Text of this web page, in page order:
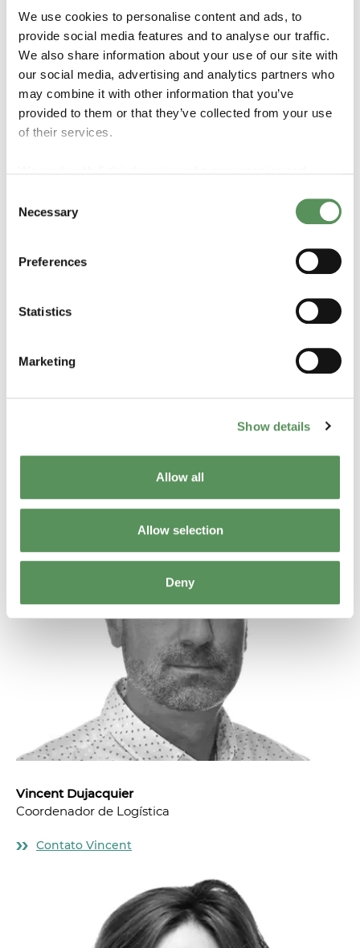
We use cookies to personalise content and ads, to
provide social media features and to analyse our traffic.
We also share information about your use of our site with
our social media, advertising and analytics partners who
may combine it with other information that you’ve
provided to them or that they’ve collected from your use
of their services.
Selection
Necessary
Preferences
Statistics
Marketing
Show details
Allow all
Allow selection
Deny
Phillipe Payen
Coordenador Técnico
Contato Phillipe
Vincent Dujacquier
Coordenador de Logística
Contato Vincent